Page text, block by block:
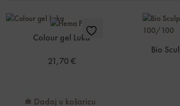
Colour gel Luka
21,70 €
Dodaj u košaricu
Bio